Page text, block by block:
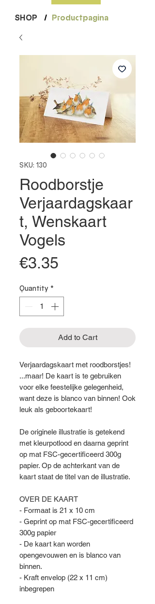
SHOP / Productpagina
SKU: 130
Roodborstje
Verjaardagskaar
t, Wenskaart
Vogels
€3.35
Quantity *
Add to Cart
Verjaardagskaart met roodborstjes!
...maar! De kaart is te gebruiken
voor elke feestelijke gelegenheid,
want deze is blanco van binnen! Ook
leuk als geboortekaart!
De originele illustratie is getekend
met kleurpotlood en daarna geprint
op mat FSC-gecertificeerd 300g
papier. Op de achterkant van de
kaart staat de titel van de illustratie.
OVER DE KAART
- Formaat is 21 x 10 cm
- Geprint op mat FSC-gecertificeerd
300g papier
- De kaart kan worden
opengevouwen en is blanco van
binnen.
- Kraft envelop (22 x 11 cm)
inbegrepen